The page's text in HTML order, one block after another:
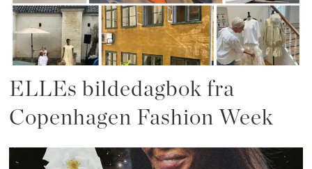
ELLEs bildedagbok fra
Copenhagen Fashion Week